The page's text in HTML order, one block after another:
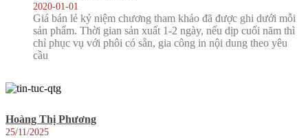
2020-01-01
Giá bán lẻ kỷ niệm chương tham khảo đã được ghi dưới mỗi
sản phẩm. Thời gian sản xuất 1-2 ngày, nếu dịp cuối năm thì
chỉ phục vụ với phôi có sẵn, gia công in nội dung theo yêu
cầu
Hoàng Thị Phương
25/11/2025